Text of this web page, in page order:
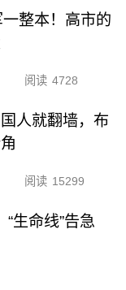
整本！高市的
阅读 4728
人就翻墙，布
阅读 15299
生命线”告急